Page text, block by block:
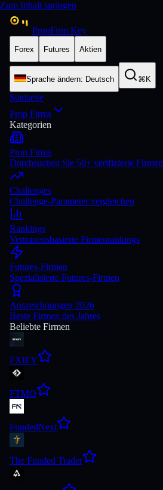
Zum Inhalt springen
PropFirm Key
Forex Futures Aktien
Sprache ändern: Deutsch ⌘K
Startseite
Prop Firms
Kategorien
Prop Firms
Durchsuchen Sie 50+ verifizierte Firmen
Challenges
Challenge-Parameter vergleichen
Rankings
Vertrauensbasierte Firmenrankings
Futures-Firmen
Spezialisierte Futures-Firmen
Auszeichnungen 2026
Beste Firmen des Jahres
Beliebte Firmen
FXIFY
FTMO
FundedNext
The Funded Trader